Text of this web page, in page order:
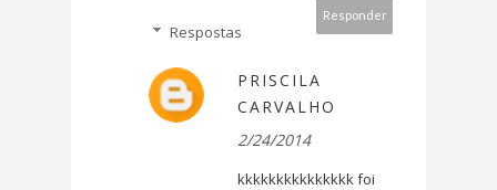
Responder
Respostas
PRISCILA
CARVALHO
2/24/2014
kkkkkkkkkkkkkkk foi